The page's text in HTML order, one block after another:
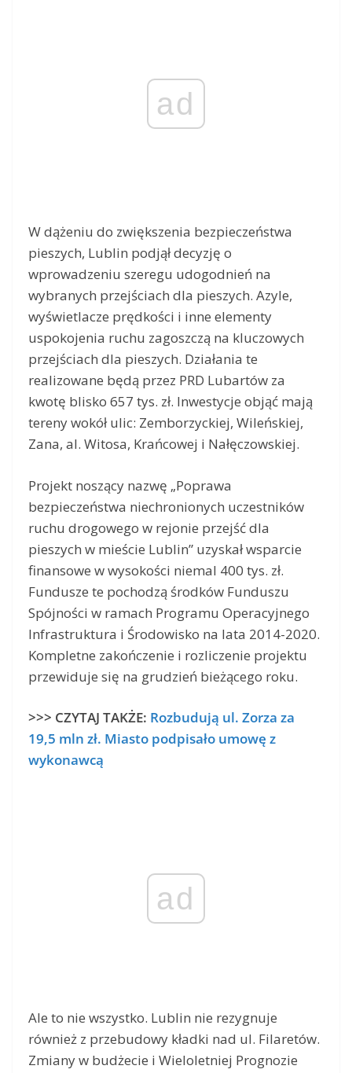
ad
W dążeniu do zwiększenia bezpieczeństwa
pieszych, Lublin podjął decyzję o
wprowadzeniu szeregu udogodnień na
wybranych przejściach dla pieszych. Azyle,
wyświetlacze prędkości i inne elementy
uspokojenia ruchu zagoszczą na kluczowych
przejściach dla pieszych. Działania te
realizowane będą przez PRD Lubartów za
kwotę blisko 657 tys. zł. Inwestycje objąć mają
tereny wokół ulic: Zemborzyckiej, Wileńskiej,
Zana, al. Witosa, Krańcowej i Nałęczowskiej.
Projekt noszący nazwę „Poprawa
bezpieczeństwa niechronionych uczestników
ruchu drogowego w rejonie przejść dla
pieszych w mieście Lublin” uzyskał wsparcie
finansowe w wysokości niemal 400 tys. zł.
Fundusze te pochodzą środków Funduszu
Spójności w ramach Programu Operacyjnego
Infrastruktura i Środowisko na lata 2014-2020.
Kompletne zakończenie i rozliczenie projektu
przewiduje się na grudzień bieżącego roku.
>>> CZYTAJ TAKŻE: Rozbudują ul. Zorza za
19,5 mln zł. Miasto podpisało umowę z
wykonawcą
ad
Ale to nie wszystko. Lublin nie rezygnuje
również z przebudowy kładki nad ul. Filaretów.
Zmiany w budżecie i Wieloletniej Prognozie